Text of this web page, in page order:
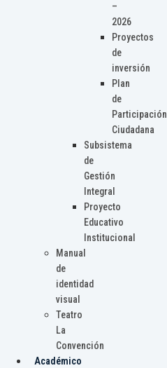
–
2026
Proyectos
de
inversión
Plan
de
Participación
Ciudadana
Subsistema
de
Gestión
Integral
Proyecto
Educativo
Institucional
Manual
de
identidad
visual
Teatro
La
Convención
Académico